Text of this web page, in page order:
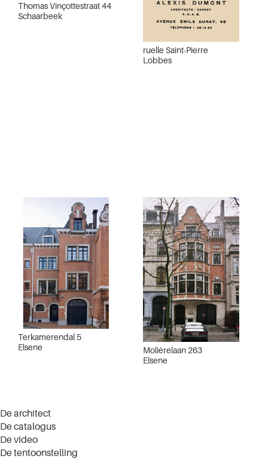
Thomas Vinçottestraat 44
Schaarbeek
ruelle Saint-Pierre
Lobbes
Terkamerendal 5
Elsene
Molièrelaan 263
Elsene
De architect
De catalogus
De video
De tentoonstelling